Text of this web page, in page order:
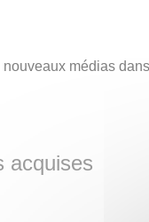
médias
acquises